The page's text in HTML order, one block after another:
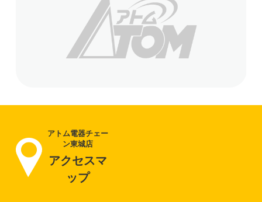
アトム電器チェー
ン東城店
アクセスマ
ップ